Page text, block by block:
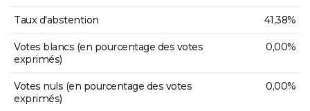
Taux d'abstention 41,38%
Votes blancs (en pourcentage des votes
exprimés)
0,00%
Votes nuls (en pourcentage des votes
exprimés)
0,00%